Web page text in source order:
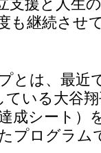
も継続させ
とは、最近
ている大谷
成シート）
プログラム